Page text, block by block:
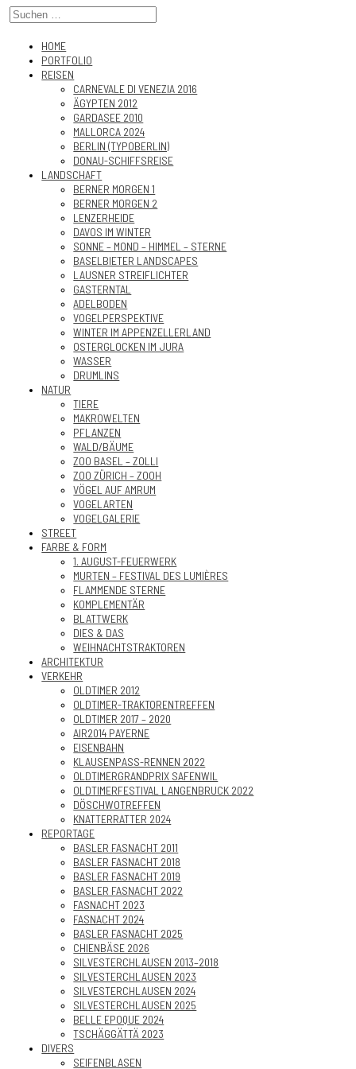
HOME
PORTFOLIO
REISEN
CARNEVALE DI VENEZIA 2016
ÄGYPTEN 2012
GARDASEE 2010
MALLORCA 2024
BERLIN (TYPOBERLIN)
DONAU-SCHIFFSREISE
LANDSCHAFT
BERNER MORGEN 1
BERNER MORGEN 2
LENZERHEIDE
DAVOS IM WINTER
SONNE – MOND – HIMMEL – STERNE
BASELBIETER LANDSCAPES
LAUSNER STREIFLICHTER
GASTERNTAL
ADELBODEN
VOGELPERSPEKTIVE
WINTER IM APPENZELLERLAND
OSTERGLOCKEN IM JURA
WASSER
DRUMLINS
NATUR
TIERE
MAKROWELTEN
PFLANZEN
WALD/BÄUME
ZOO BASEL – ZOLLI
ZOO ZÜRICH – ZOOH
VÖGEL AUF AMRUM
VOGELARTEN
VOGELGALERIE
STREET
FARBE & FORM
1. AUGUST-FEUERWERK
MURTEN – FESTIVAL DES LUMIÈRES
FLAMMENDE STERNE
KOMPLEMENTÄR
BLATTWERK
DIES & DAS
WEIHNACHTSTRAKTOREN
ARCHITEKTUR
VERKEHR
OLDTIMER 2012
OLDTIMER-TRAKTORENTREFFEN
OLDTIMER 2017 – 2020
AIR2014 PAYERNE
EISENBAHN
KLAUSENPASS-RENNEN 2022
OLDTIMERGRANDPRIX SAFENWIL
OLDTIMERFESTIVAL LANGENBRUCK 2022
DÖSCHWOTREFFEN
KNATTERRATTER 2024
REPORTAGE
BASLER FASNACHT 2011
BASLER FASNACHT 2018
BASLER FASNACHT 2019
BASLER FASNACHT 2022
FASNACHT 2023
FASNACHT 2024
BASLER FASNACHT 2025
CHIENBÄSE 2026
SILVESTERCHLAUSEN 2013–2018
SILVESTERCHLAUSEN 2023
SILVESTERCHLAUSEN 2024
SILVESTERCHLAUSEN 2025
BELLE EPOQUE 2024
TSCHÄGGÄTTÄ 2023
DIVERS
SEIFENBLASEN